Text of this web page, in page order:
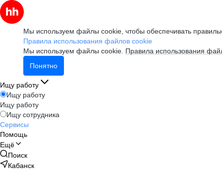
Мы используем файлы cookie, чтобы обеспечивать
Правила использования файлов cookie
Мы используем файлы cookie. Правила использования
Понятно
Ищу работу
Ищу работу
Ищу работу
Ищу сотрудника
Сервисы
Помощь
Ещё
Поиск
Кабанск